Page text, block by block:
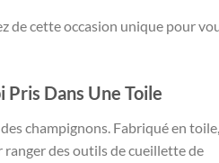
de cette occasion unique pour
Pris Dans Une Toile
champignons. Fabriqué en
des outils de cueillette de